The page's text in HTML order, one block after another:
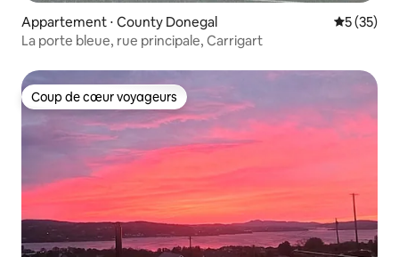
Appartement ⋅ County Donegal
5 (35)
La porte bleue, rue principale, Carrigart
Coup de cœur voyageurs
Coup de cœur voyageurs